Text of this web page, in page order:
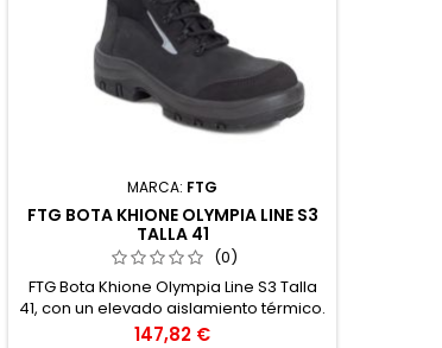
MARCA: FTG
FTG BOTA KHIONE OLYMPIA LINE S3
TALLA 41
(0)
FTG Bota Khione Olympia Line S3 Talla
41, con un elevado aislamiento térmico.
Precio
147,82 €